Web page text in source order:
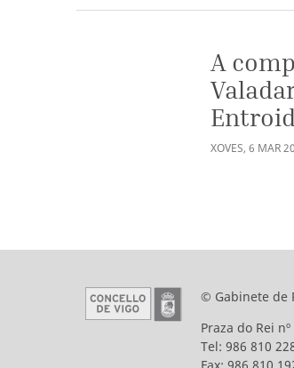
A
XOVES,6 MAR
© Gabinete de
Praza do Rei
Tel: 986 810